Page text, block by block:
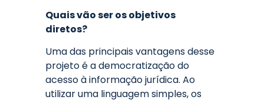
Quais vão ser os objetivos
diretos?
Uma das principais vantagens desse
projeto é a democratização do
acesso à informação jurídica. Ao
utilizar uma linguagem simples, os